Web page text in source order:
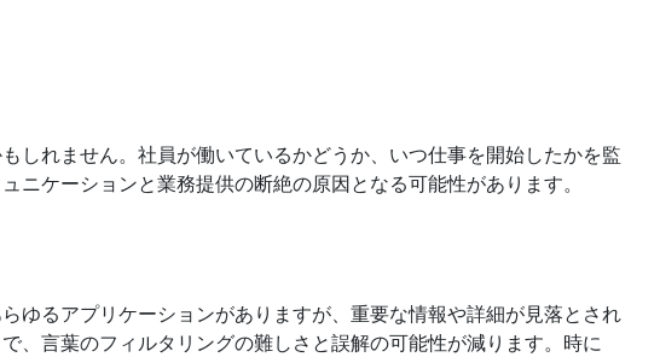
しれません。社員が働いているかどうか、いつ仕事を開始したかを監
ニケーションと業務提供の断絶の原因となる可能性があります。
ゆるアプリケーションがありますが、重要な情報や詳細が見落とされ
、言葉のフィルタリングの難しさと誤解の可能性が減ります。時に